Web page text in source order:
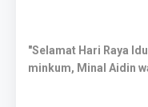
"Selamat Hari Raya
minkum, Minal Aidin